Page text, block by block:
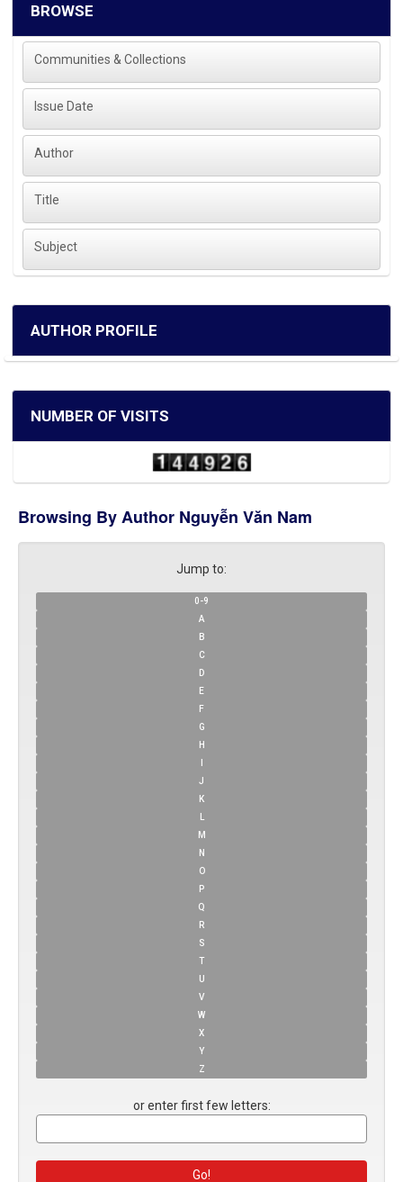
BROWSE
Communities & Collections
Issue Date
Author
Title
Subject
AUTHOR PROFILE
NUMBER OF VISITS
Browsing By Author Nguyễn Văn Nam
Jump to:
0-9
A
B
C
D
E
F
G
H
J
K
M
N
O
P
Q
R
S
T
U
V
W
X
Y
Z
or enter first few letters: